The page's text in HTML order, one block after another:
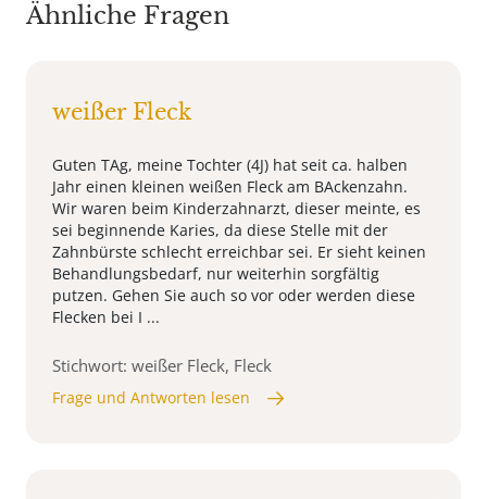
Ähnliche Fragen
weißer Fleck
Guten TAg, meine Tochter (4J) hat seit ca. halben
Jahr einen kleinen weißen Fleck am BAckenzahn.
Wir waren beim Kinderzahnarzt, dieser meinte, es
sei beginnende Karies, da diese Stelle mit der
Zahnbürste schlecht erreichbar sei. Er sieht keinen
Behandlungsbedarf, nur weiterhin sorgfältig
putzen. Gehen Sie auch so vor oder werden diese
Flecken bei I ...
Stichwort: weißer Fleck, Fleck
Frage und Antworten lesen